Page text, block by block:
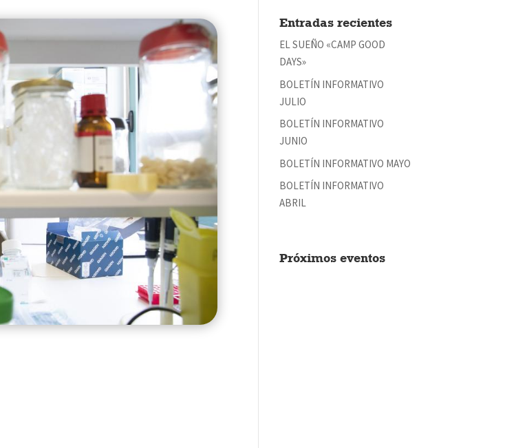
Entradas recientes
EL SUEÑO «CAMP GOOD
DAYS»
BOLETÍN INFORMATIVO
JULIO
BOLETÍN INFORMATIVO
JUNIO
BOLETÍN INFORMATIVO MAYO
BOLETÍN INFORMATIVO
ABRIL
Próximos eventos